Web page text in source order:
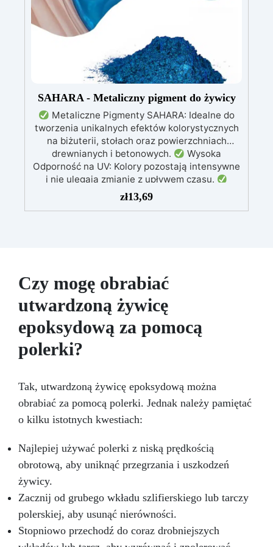
g żywicy, 12 dodatków dekoracyjnych, suszone
kwiaty, silikonową formę z literami, breloczki,
końcówki do miniwiertarki, ponad 100
elementów.
SAHARA - Metaliczny pigment do żywicy
Metaliczne Pigmenty SAHARA: Idealne do
tworzenia unikalnych efektów kolorystycznych
na biżuterii, stołach oraz powierzchniach
drewnianych i betonowych.
Wysoka
Odporność na UV: Kolory pozostają intensywne
i nie ulegają zmianie z upływem czasu.
Wszechstronność Zastosowania: Doskonałe do
żywicy epoksydowej, rękodzieła, modelarstwa i
niebieski, zielony i wiele innych.
zł13,69
Czy mogę obrabiać
utwardzoną żywicę
epoksydową za pomocą
polerki?
Tak, utwardzoną żywicę epoksydową można
obrabiać za pomocą polerki. Jednak należy pamiętać
o kilku istotnych kwestiach:
Najlepiej używać polerki z niską prędkością
obrotową, aby uniknąć przegrzania i uszkodzeń
żywicy.
Zacznij od grubego wkładu szlifierskiego lub tarczy
polerskiej, aby usunąć nierówności.
Stopniowo przechodź do coraz drobniejszych